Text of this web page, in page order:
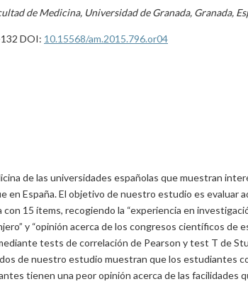
de Medicina, Universidad de Granada, Granada,
DOI: 10.15568/am.2015.796.or04
de las universidades españolas que muestran
en España. El objetivo de nuestro estudio es
con 15 ítems, recogiendo la “experiencia en
y “opinión acerca de los congresos científicos
tests de correlación de Pearson y test T de
de nuestro estudio muestran que los estudiantes
tienen una peor opinión acerca de las facilidades